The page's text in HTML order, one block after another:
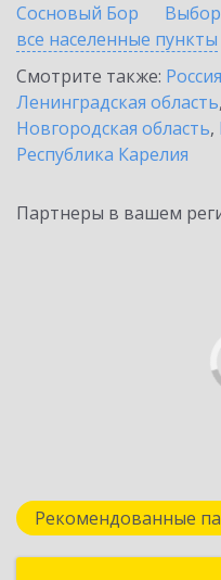
Сосновый Бор
все населенные пункты
Смотрите также: Россия
Ленинградская область,
Новгородская область,
Республика Карелия
Партнеры в вашем
Рекомендованные